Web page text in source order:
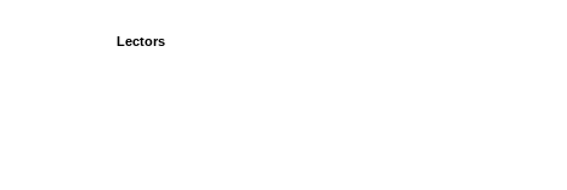
Lectors